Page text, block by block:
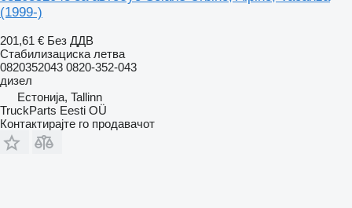
(1999-)
201,61 € Без ДДВ
Стабилизациска летва
0820352043 0820-352-043
дизел
Естонија, Tallinn
TruckParts Eesti OÜ
Контактирајте го продавачот